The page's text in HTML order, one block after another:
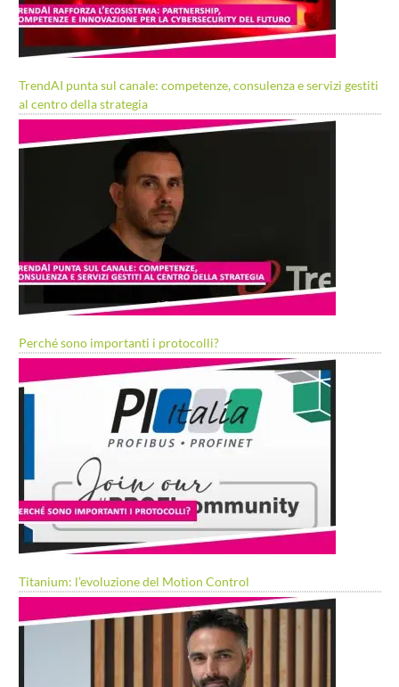
TrendAI punta sul canale: competenze, consulenza e servizi gestiti
al centro della strategia
Perché sono importanti i protocolli?
Titanium: l’evoluzione del Motion Control